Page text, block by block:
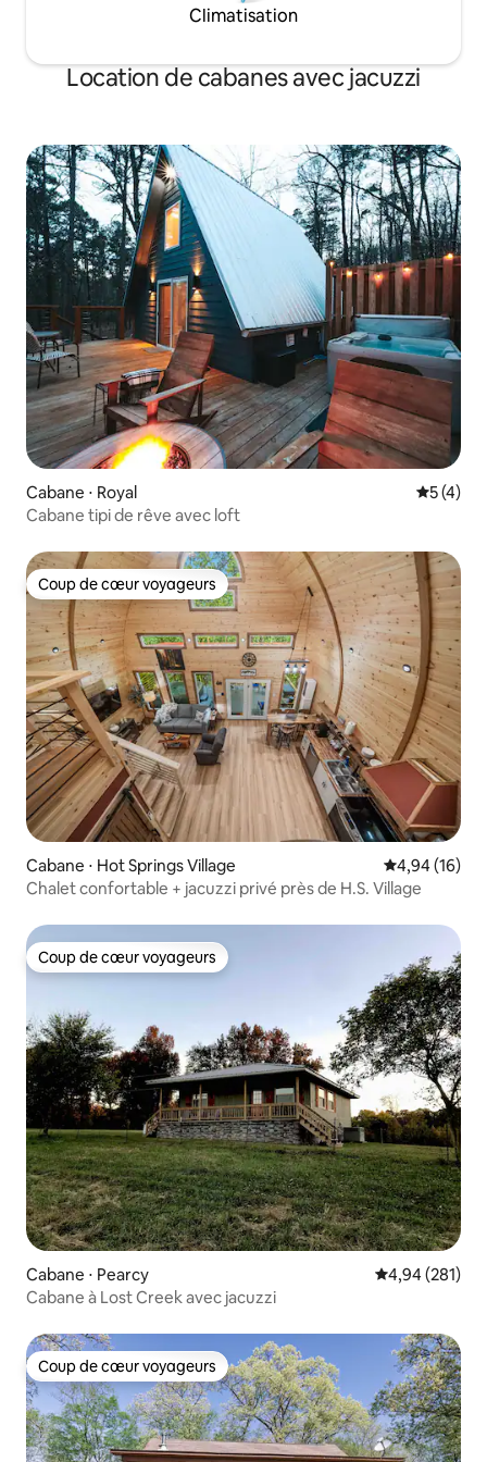
Climatisation
Location de cabanes avec jacuzzi
Cabane ⋅ Royal
5 (4)
Cabane tipi de rêve avec loft
Coup de cœur voyageurs
Coup de cœur voyageurs
Cabane ⋅ Hot Springs Village Évaluation
4,94 (16)
Chalet confortable + jacuzzi privé près de H.S. Village
Coup de cœur voyageurs
Coup de cœur voyageurs
Cabane ⋅ Pearcy Évaluation
4,94 (281)
Cabane à Lost Creek avec jacuzzi
Coup de cœur voyageurs
Coup de cœur voyageurs